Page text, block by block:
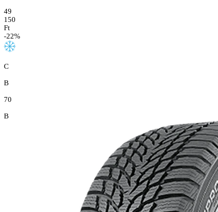
49
150
Ft
-22%
C
B
70
B